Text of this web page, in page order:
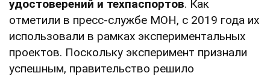
удостоверений и техпаспортов. Как
отметили в пресс-службе МОН, с 2019 года их
использовали в рамках экспериментальных
проектов. Поскольку эксперимент признали
успешным, правительство решило